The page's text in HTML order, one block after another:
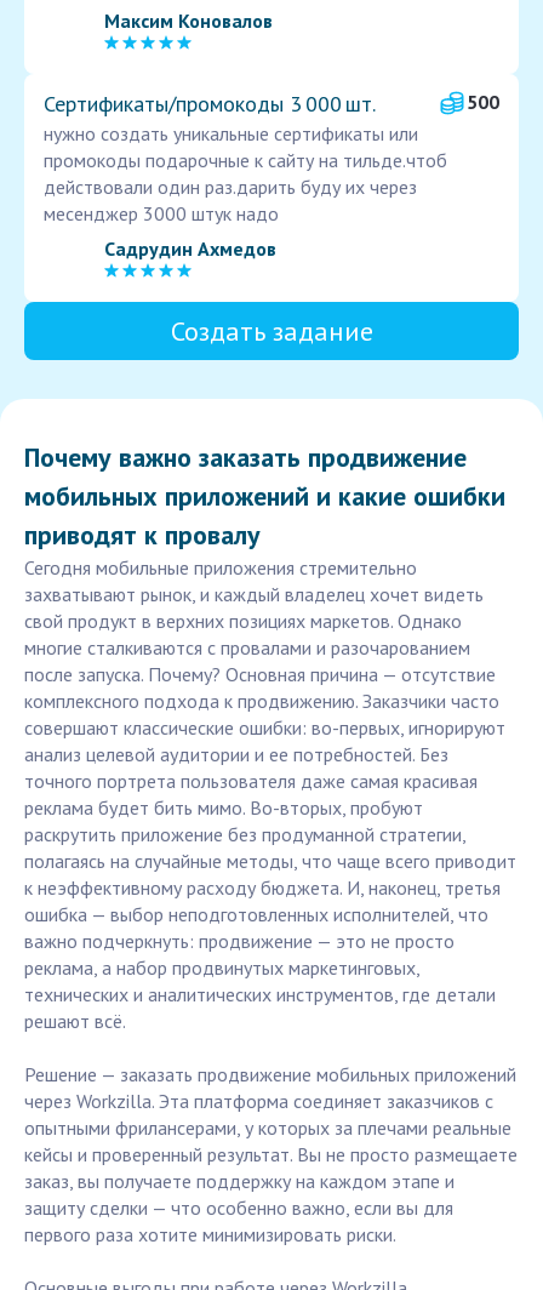
Максим Коновалов
Сертификаты/промокоды 3 000 шт.
500
нужно создать уникальные сертификаты или
промокоды подарочные к сайту на тильде.чтоб
действовали один раз.дарить буду их через
месенджер 3000 штук надо
Садрудин Ахмедов
Создать задание
Почему важно заказать продвижение
мобильных приложений и какие ошибки
приводят к провалу
Сегодня мобильные приложения стремительно
захватывают рынок, и каждый владелец хочет видеть
свой продукт в верхних позициях маркетов. Однако
многие сталкиваются с провалами и разочарованием
после запуска. Почему? Основная причина — отсутствие
комплексного подхода к продвижению. Заказчики часто
совершают классические ошибки: во-первых, игнорируют
анализ целевой аудитории и ее потребностей. Без
точного портрета пользователя даже самая красивая
реклама будет бить мимо. Во-вторых, пробуют
раскрутить приложение без продуманной стратегии,
полагаясь на случайные методы, что чаще всего приводит
к неэффективному расходу бюджета. И, наконец, третья
ошибка — выбор неподготовленных исполнителей, что
важно подчеркнуть: продвижение — это не просто
реклама, а набор продвинутых маркетинговых,
технических и аналитических инструментов, где детали
решают всё.
Решение — заказать продвижение мобильных приложений
через Workzilla. Эта платформа соединяет заказчиков с
опытными фрилансерами, у которых за плечами реальные
кейсы и проверенный результат. Вы не просто размещаете
заказ, вы получаете поддержку на каждом этапе и
защиту сделки — что особенно важно, если вы для
первого раза хотите минимизировать риски.